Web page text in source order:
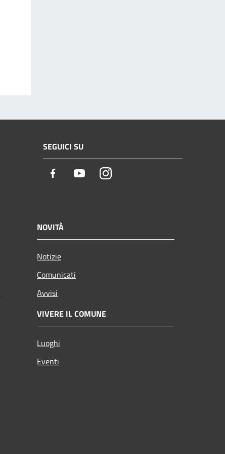
SEGUICI SU
Facebook YoutubeInstagram
NOVITÀ
Notizie
Comunicati
Avvisi
VIVERE IL COMUNE
Luoghi
Eventi